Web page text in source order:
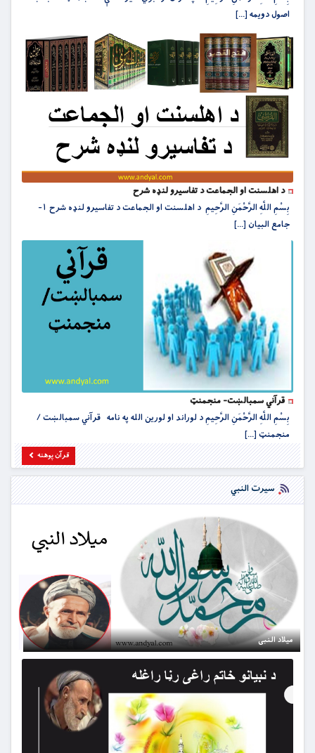
اصول دویمه [...]
د اهلسنت او الجماعت د تفاسیرو لنډه شرح
بِسْمِ اللَّهِ الرَّحْمَنِ الرَّحِيمِ د اهلسنت او الجماعت د تفاسیرو لنډه شرح ۱-
جامع‏ البيان [...]
قرآني سمبالښت- منجمنټ
بِسْمِ اللَّهِ الرَّحْمَنِ الرَّحِيمِ د لوراند او لورین الله په نامه قرآني سمبالښت /
منجمنټ [...]
قرآن پوهنه
سیرت النبي
میلاد النبی